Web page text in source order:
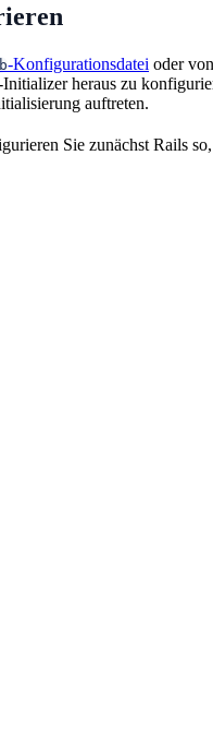
-Konfigurationsdatei oder von
heraus zu
auftreten.
Sie zunächst Rails